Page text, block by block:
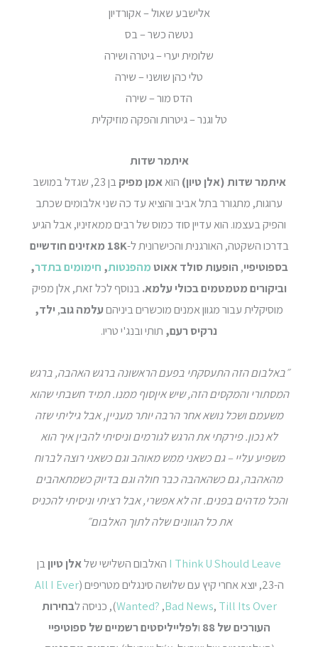
אלישבע שאול – אקורדיון
נטשה כשר – בס
שלומית יערי – גיטרה ושירה
טלי כהן שושני – שירה
הדס מור – שירה
טל וגנר – גיטרות והפקה מוזיקלית
איתמר שדות
איתמר שדות (אלן טיון) הואאמן מפיק
בן 23, שגדל במושב
ערוגות, מתגורר בתל אביב והוציא עד כה שני אלבומים שכתב
והפיק בעצמו. הוא עדיין סוד כמוס של רבים ממאזיניו, אבל הגיע
בדרכו השקטה, האורגנית והכישרונית ל-
18K מאזינים חודשיים
בספוטיפיי, הופעות סולד אאוטמהפנטות, חימומים בתדר,
וביקורים מטמטמים בכולי עלמא.בנוסף לכל זאת, אלן מפיק
מוסיקלית עבור מגוון אמנים מוכשרים ביניהםעלמה גוב, ילד,
נרקיס רעם, תותי ובנג'י טריו.
״באלבום הזה התעסקתי בפעם הראשונה ברגש האהבה, ברגש
המסתורי והמקסים הזה, שיש איןסוף ממנו. תמיד חשבתי שהוא
משעמם ושכל נושא אחר הרבה יותר מעניין, אבל גיליתי שזה
לא נכון. פירקתי את הרגש לגורמים וניסיתי להבין איך הוא
משפיע עליי – גם כשאני ממש מאוהב וגם כשאני רוצה לברוח
מהאהבה, גם כשהאהבה כבר חולה וגם בדיוק כשמתאהבים
והכל מדהים בפנים. זה לא אפשרי, אבל רציתי וניסיתי להכניס
את כל הגוונים שלה לתוך האלבום״
I Think U Should Leave האלבום השלישי שלאלן טיוןבן
ה-23, יוצא אחרי קיץ עם שלושה סינגלים מטריפים (
All I Ever
Wanted? ,Bad News, Till Its Over ), כניסה לבחירות
העורכים של 88
ולפלייליסטים רשמיים של ספוטיפיי